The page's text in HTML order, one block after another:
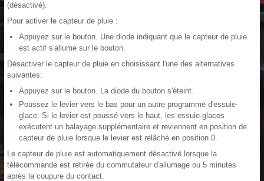
(désactivé).
Pour activer le capteur de pluie :
Appuyez sur le bouton. Une diode indiquant que le capteur de pluie
est actif s'allume sur le bouton.
Désactiver le capteur de pluie en choisissant l'une des alternatives
suivantes:
Appuyez sur le bouton. La diode du bouton s'éteint.
Poussez le levier vers le bas pour un autre programme d'essuie-
glace. Si le levier est poussé vers le haut, les essuie-glaces
exécutent un balayage supplémentaire et reviennent en position de
capteur de pluie lorsque le levier est relâché en position 0.
Le capteur de pluie est automatiquement désactivé lorsque la
télécommande est retirée du commutateur d'allumage ou 5 minutes
après la coupure du contact.